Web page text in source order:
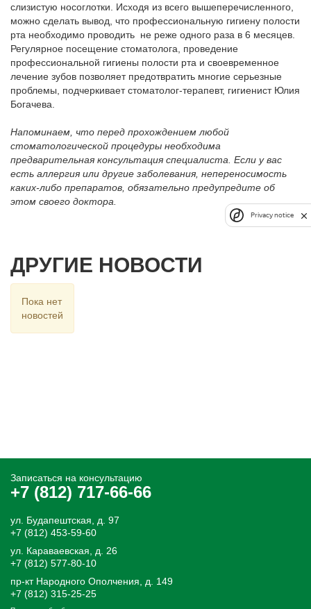
слизистую носоглотки. Исходя из всего вышеперечисленного,
можно сделать вывод, что профессиональную гигиену полости
рта необходимо проводить не реже одного раза в 6 месяцев.
Регулярное посещение стоматолога, проведение
профессиональной гигиены полости рта и своевременное
лечение зубов позволяет предотвратить многие серьезные
проблемы, подчеркивает стоматолог-терапевт, гигиенист Юлия
Богачева.
Напоминаем, что перед прохождением любой
стоматологической процедуры необходима
предварительная консультация специалиста. Если у вас
есть аллергия или другие заболевания, непереносимость
каких-либо препаратов, обязательно предупредите об
этом своего доктора.
ДРУГИЕ НОВОСТИ
Пока нет
новостей
Записаться на консультацию
+7 (812) 717-66-66
ул. Будапештская, д. 97
+7 (812) 453-59-60
ул. Караваевская, д. 26
+7 (812) 577-80-10
пр-кт Народного Ополчения, д. 149
+7 (812) 315-25-25
Privacy notice